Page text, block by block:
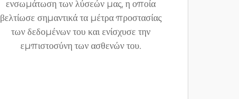
ενσωμάτωση των λύσεών μας, η οποία
βελτίωσε σημαντικά τα μέτρα προστασίας
των δεδομένων του και ενίσχυσε την
εμπιστοσύνη των ασθενών του.